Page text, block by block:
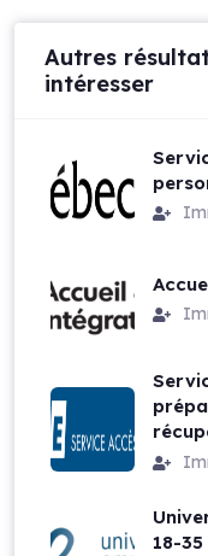
Autres
intéresser
18-